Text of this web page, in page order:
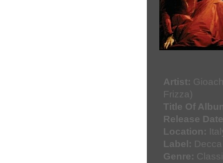
Artist:
Frizza)
Title Of
Release
Location:
Label:
Genre: